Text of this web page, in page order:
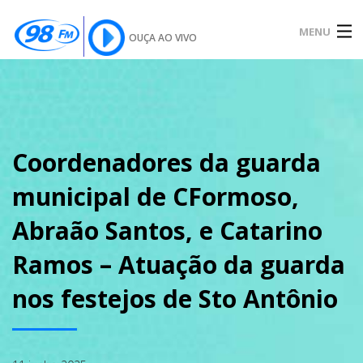
OUÇA AO VIVO MENU
SOBRE
PODCAST
Coordenadores da guarda
municipal de CFormoso,
Abraão Santos, e Catarino
Ramos – Atuação da guarda
nos festejos de Sto Antônio